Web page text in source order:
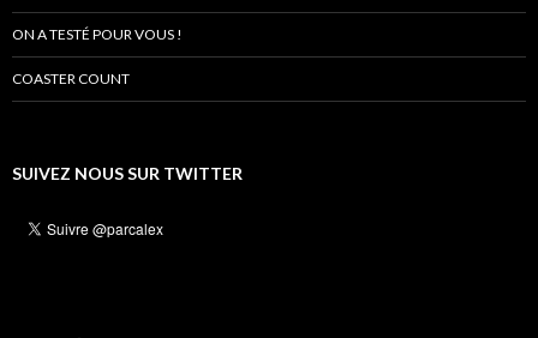
ON A TESTÉ POUR VOUS !
COASTER COUNT
SUIVEZ NOUS SUR TWITTER